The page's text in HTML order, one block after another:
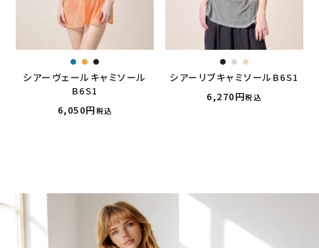
シアーヴェールキャミソール
B6S1
6,050
税込
シアーリブキャミソールB6S1
6,270
税込